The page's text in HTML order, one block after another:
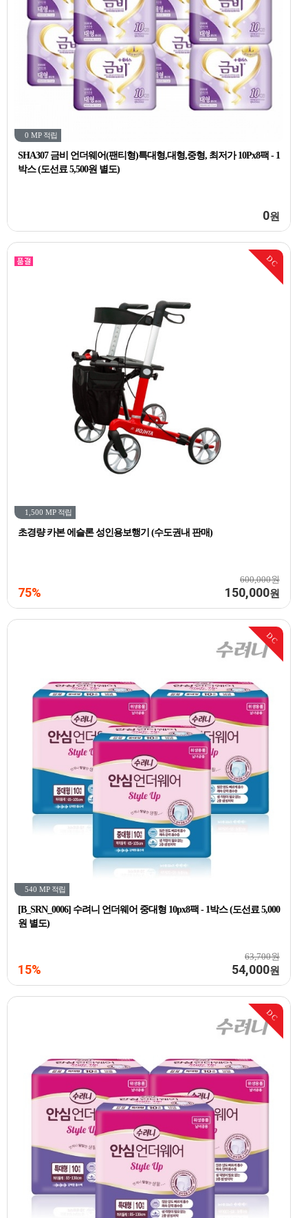
0 MP 적립
SHA307 금비 언더웨어(팬티형)특대형,대형,중형, 최저가 10Px8팩 - 1
박스 (도선료 5,500원 별도)
0원
DC
1,500 MP 적립
초경량 카본 에슬론 성인용보행기 (수도권내 판매)
600,000원
75% 150,000원
DC
540 MP 적립
[B_SRN_0006] 수려니 언더웨어 중대형 10px8팩 - 1박스 (도선료 5,000
원 별도)
63,700원
15% 54,000원
DC